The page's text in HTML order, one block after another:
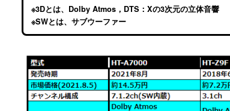
※3Dとは、Dolby Atmos，DTS：Xの3次元の立体音響
※SWとは、サブウーファー